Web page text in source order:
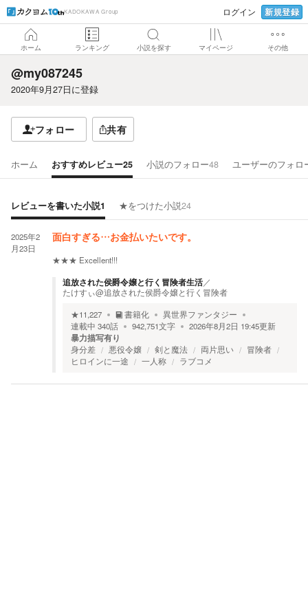
KADOKAWA Group ログイン 新規登録
ホーム ランキング 小説を探す マイページ その他
@my087245
2020年9月27日に登録
フォロー 共有
ホーム おすすめレビュー25 小説のフォロー48 ユーザーのフォロ
レビューを書いた小説1 ★をつけた小説24
2025年2
月23日
面白すぎる…お金払いたいです。
★★★ Excellent!!!
追放された侯爵令嬢と行く冒険者生活／
たけすぃ@追放された侯爵令嬢と行く冒険者
★11,227 書籍化
異世界ファンタジー
連載中 340話 942,751文字 2026年8月2日 19:45更新
暴力描写有り
身分差 悪役令嬢 剣と魔法 両片思い
冒険者
ヒロインに一途
一人称 ラブコメ